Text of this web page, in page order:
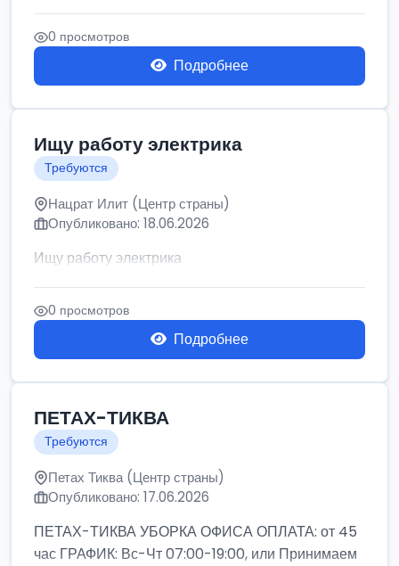
0 просмотров
Подробнее
Ищу работу электрика
Требуются
Нацрат Илит (Центр страны)
Опубликовано: 18.06.2026
Ищу работу электрика
0 просмотров
Подробнее
ПЕТАХ-ТИКВА
Требуются
Петах Тиква (Центр страны)
Опубликовано: 17.06.2026
ПЕТАХ-ТИКВА УБОРКА ОФИСА ОПЛАТА: от 45
час ГРАФИК: Вс-Чт 07:00-19:00, или Принимаем